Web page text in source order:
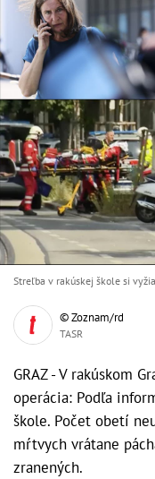
Streľba v rakúskej škole si
© Zoznam/rd
TASR
GRAZ - V rakúskom
operácia: Podľa
škole. Počet obetí
mŕtvych vrátane
zranených.